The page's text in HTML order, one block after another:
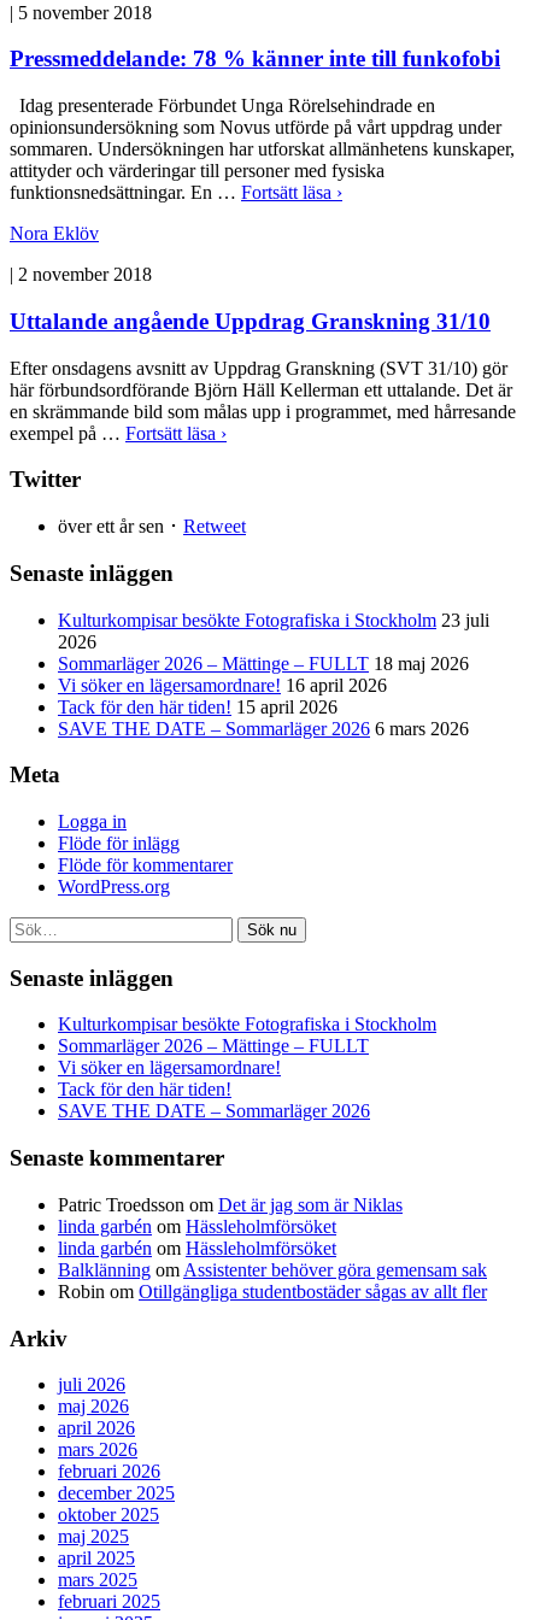
| 5 november 2018
Pressmeddelande: 78 % känner inte till funkofobi
Idag presenterade Förbundet Unga Rörelsehindrade en
opinionsundersökning som Novus utförde på vårt uppdrag under
sommaren. Undersökningen har utforskat allmänhetens kunskaper,
attityder och värderingar till personer med fysiska
funktionsnedsättningar. En … Fortsätt läsa ›
Nora Eklöv
| 2 november 2018
Uttalande angående Uppdrag Granskning 31/10
Efter onsdagens avsnitt av Uppdrag Granskning (SVT 31/10) gör
här förbundsordförande Björn Häll Kellerman ett uttalande. Det är
en skrämmande bild som målas upp i programmet, med hårresande
exempel på … Fortsätt läsa ›
Twitter
över ett år sen ･ Retweet
Senaste inläggen
Kulturkompisar besökte Fotografiska i Stockholm 23 juli
2026
Sommarläger 2026 – Mättinge – FULLT 18 maj 2026
Vi söker en lägersamordnare! 16 april 2026
Tack för den här tiden! 15 april 2026
SAVE THE DATE – Sommarläger 2026 6 mars 2026
Meta
Logga in
Flöde för inlägg
Flöde för kommentarer
WordPress.org
Sök nu
Senaste inläggen
Kulturkompisar besökte Fotografiska i Stockholm
Sommarläger 2026 – Mättinge – FULLT
Vi söker en lägersamordnare!
Tack för den här tiden!
SAVE THE DATE – Sommarläger 2026
Senaste kommentarer
Patric Troedsson om Det är jag som är Niklas
linda garbén om Hässleholmförsöket
linda garbén om Hässleholmförsöket
Balklänning om Assistenter behöver göra gemensam sak
Robin om Otillgängliga studentbostäder sågas av allt fler
Arkiv
juli 2026
maj 2026
april 2026
mars 2026
februari 2026
december 2025
oktober 2025
maj 2025
april 2025
mars 2025
februari 2025